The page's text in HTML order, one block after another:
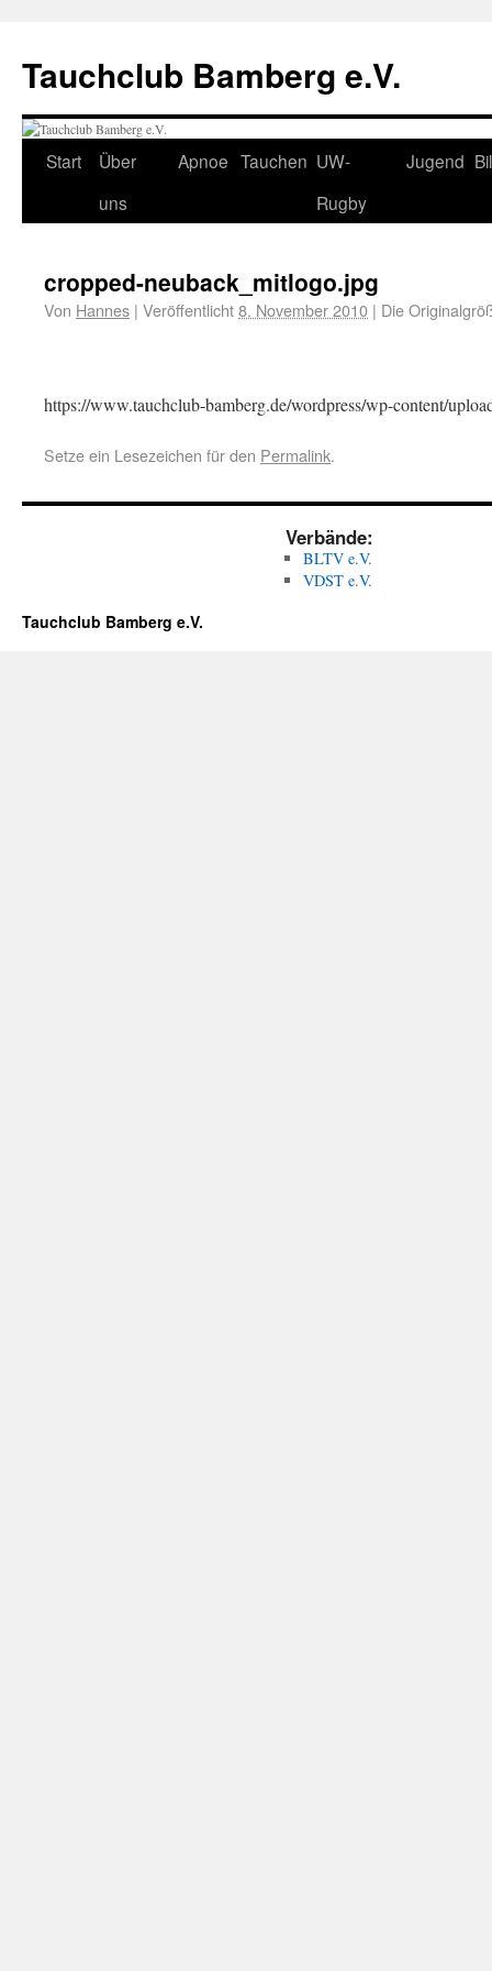
Tauchclub Bamberg e.V.
Start
Über
uns
Apnoe Tauchen UW-
Rugby
Jugend
cropped-neuback_mitlogo.jpg
Von Hannes | Veröffentlicht8. November 2010 | Die
https://www.tauchclub-bamberg.de/wordpress/wp-content/
Setze ein Lesezeichen für den Permalink.
Verbände:
BLTV e.V.
VDST e.V.
Tauchclub Bamberg e.V.